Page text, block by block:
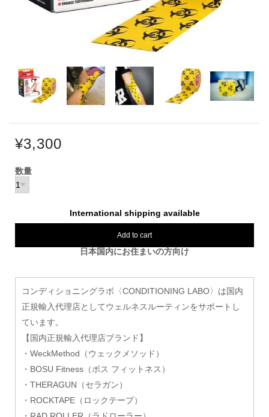
¥3,300
数量
International shipping available
Add to cart
日本国内にお住まいの方向け
コンディショニングラボ〈CONDITIONING LABO〉は国内
正規輸入代理店としてウェルネスルーティンをサポートし
ています。
【国内正規輸入代理店ブランド】
・WeckMethod（ウェックメソッド）
・BOSU Fitness（ボス フィットネス）
・THERAGUN（セラガン）
・ROCKTAPE（ロックテープ）